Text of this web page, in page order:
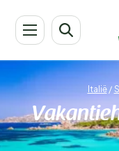
Italië /